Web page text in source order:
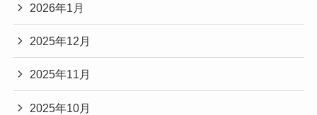
2026年1月
2025年12月
2025年11月
2025年10月